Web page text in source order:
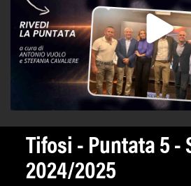
Tifosi - Puntata 5 -
2024/2025